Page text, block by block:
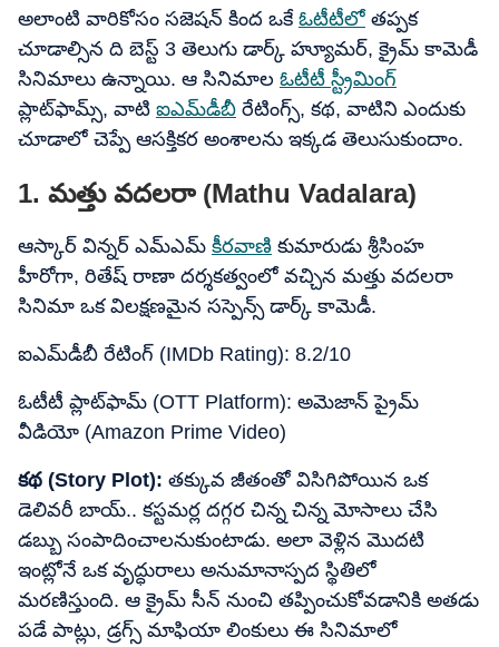
అలాంటి వారికోసం సజెషన్ కింద ఒకే ఓటీటీలో తప్పక
చూడాల్సిన ది బెస్ట్ 3 తెలుగు డార్క్ హ్యూమర్, క్రైమ్ కామెడీ
సినిమాలు ఉన్నాయి. ఆ సినిమాల ఓటీటీ స్ట్రీమింగ్
ప్లాట్‌ఫామ్స్, వాటి ఐఎమ్‌డీబీ రేటింగ్స్, కథ, వాటిని ఎందుకు
చూడాలో చెప్పే ఆసక్తికర అంశాలను ఇక్కడ తెలుసుకుందాం.
1. మత్తు వదలరా (Mathu Vadalara)
ఆస్కార్ విన్నర్ ఎమ్ఎమ్ కీరవాణి కుమారుడు శ్రీసింహ
హీరోగా, రితేష్ రాణా దర్శకత్వంలో వచ్చిన మత్తు వదలరా
సినిమా ఒక విలక్షణమైన సస్పెన్స్ డార్క్ కామెడీ.
ఐఎమ్‌డీబీ రేటింగ్ (IMDb Rating): 8.2/10
ఓటీటీ ప్లాట్‌ఫామ్ (OTT Platform): అమెజాన్ ప్రైమ్
వీడియో (Amazon Prime Video)
కథ (Story Plot): తక్కువ జీతంతో విసిగిపోయిన ఒక
డెలివరీ బాయ్.. కస్టమర్ల దగ్గర చిన్న చిన్న మోసాలు చేసి
డబ్బు సంపాదించాలనుకుంటాడు. అలా వెళ్లిన మొదటి
ఇంట్లోనే ఒక వృద్ధురాలు అనుమానాస్పద స్థితిలో
మరణిస్తుంది. ఆ క్రైమ్ సీన్ నుంచి తప్పించుకోవడానికి అతడు
పడే పాట్లు, డ్రగ్స్ మాఫియా లింకులు ఈ సినిమాలో